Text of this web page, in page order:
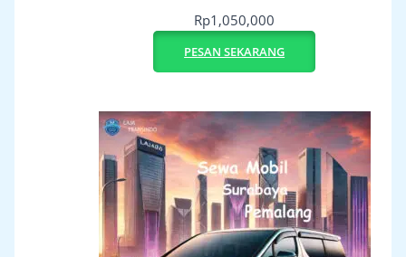
Rp1,050,000
PESAN SEKARANG